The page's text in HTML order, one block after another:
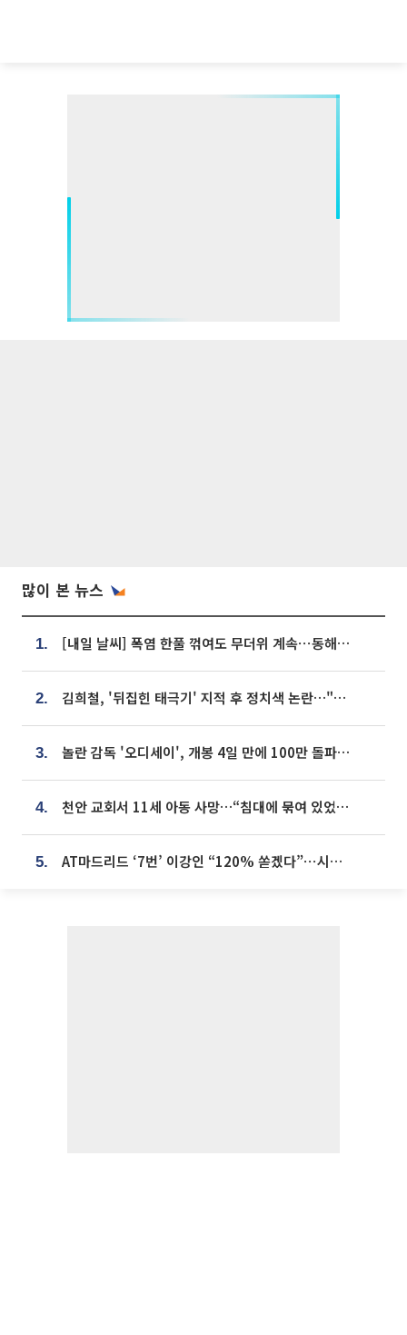
많이 본 뉴스
1. [내일 날씨] 폭염 한풀 꺾여도 무더위 계속⋯동해안 이틀 연속 비
2. 김희철, '뒤집힌 태극기' 지적 후 정치색 논란…"좌우 떠나 우리나라 국기"
3. 놀란 감독 '오디세이', 개봉 4일 만에 100만 돌파⋯'왕사남' 보다 빠르다
4. 천안 교회서 11세 아동 사망…“침대에 묶여 있었다” 진술 확보
5. AT마드리드 ‘7번’ 이강인 “120% 쏟겠다”⋯시메오네 감독 “필요한 선수”